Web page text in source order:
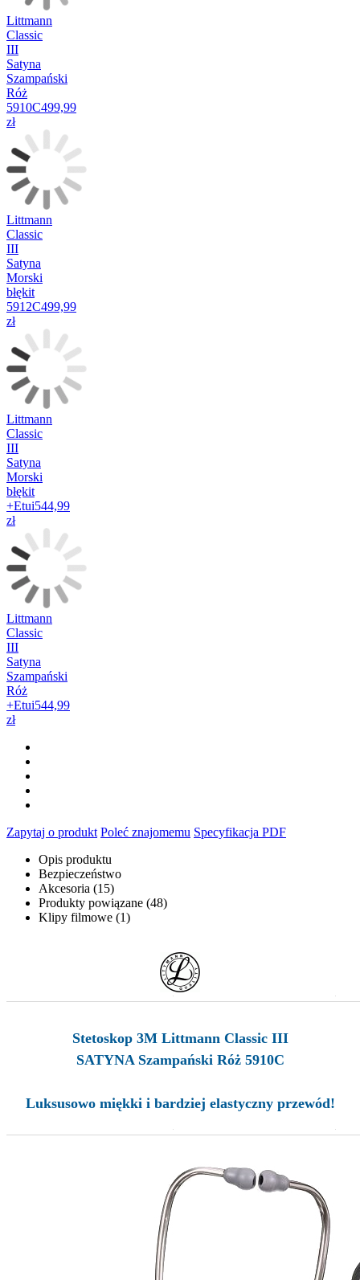
Littmann
Classic
III
Satyna
Szampański
Róż
5910C499,99
zł
Littmann
Classic
III
Satyna
Morski
błękit
5912C499,99
zł
Littmann
Classic
III
Satyna
Morski
błękit
+Etui544,99
zł
Littmann
Classic
III
Satyna
Szampański
Róż
+Etui544,99
zł
Zapytaj o produkt Poleć znajomemu Specyfikacja PDF
Opis produktu
Bezpieczeństwo
Akcesoria (15)
Produkty powiązane (48)
Klipy filmowe (1)
Stetoskop 3M Littmann Classic III
SATYNA Szampański Róż 5910C
Luksusowo miękki i bardziej elastyczny przewód!